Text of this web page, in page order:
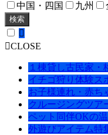
中国・四国 九州
検索
CLOSE
１棟貸し古民家・
イチゴ狩り体験ス
お子様連れ・赤ち
クルージングツア
ペット同伴OKの
外遊びアイテム特